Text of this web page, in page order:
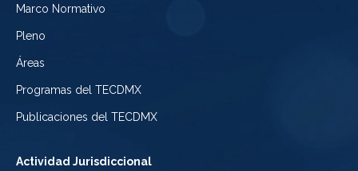
Marco Normativo
Pleno
Áreas
Programas del TECDMX
Publicaciones del TECDMX
Actividad Jurisdiccional